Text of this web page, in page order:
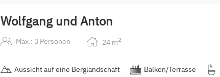
Wolfgang und Anton
Max.: 3 Personen 24 m2
Aussicht auf eine Berglandschaft Balkon/Terrasse